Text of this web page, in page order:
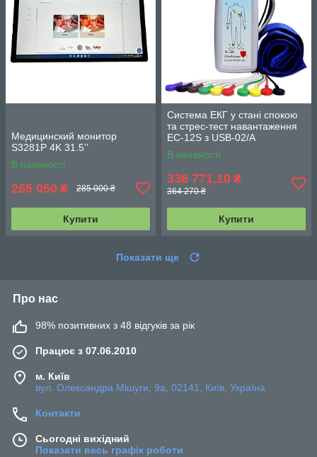
Медицинский монитор
S3281P 4K 31.5’’
В наявності
265 050 ₴ 285 000 ₴
Купити
Система ЕКГ у стані спокою
та стрес-тест навантаження
EC-12S з USB-02/A
В наявності
338 771,10 ₴
364 270 ₴
Купити
Показати ще
Про нас
98% позитивних з 48 відгуків за рік
Працює з 07.06.2010
м. Київ
вул. Олександра Мішуги, 9а, 02141, Київ, Україна
Контакти
Сьогодні вихідний
Показати весь графік роботи